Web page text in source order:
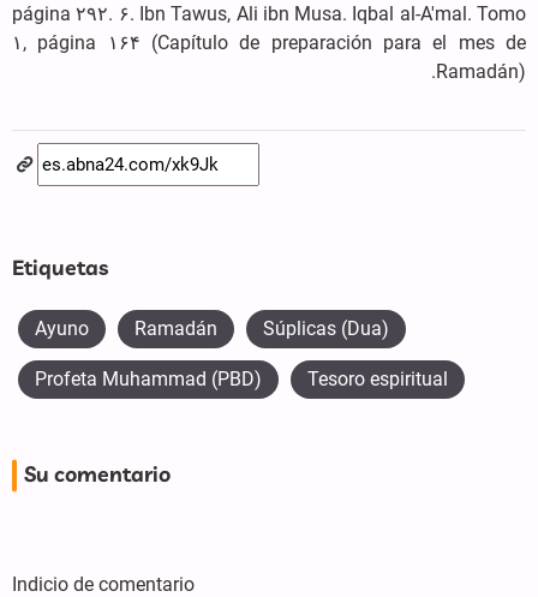
página ۲۹۲. ۶. Ibn Tawus, Ali ibn Musa. Iqbal al-A'mal. Tomo
۱, página ۱۶۴ (Capítulo de preparación para el mes de
Ramadán).
Etiquetas
Ayuno Ramadán Súplicas (Dua)
Profeta Muhammad (PBD) Tesoro espiritual
Su comentario
Indicio de comentario